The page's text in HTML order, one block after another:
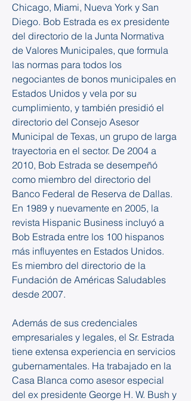
Chicago, Miami, Nueva York y San
Diego. Bob Estrada es ex presidente
del directorio de la Junta Normativa
de Valores Municipales, que formula
las normas para todos los
negociantes de bonos municipales en
Estados Unidos y vela por su
cumplimiento, y también presidió el
directorio del Consejo Asesor
Municipal de Texas, un grupo de larga
trayectoria en el sector. De 2004 a
2010, Bob Estrada se desempeñó
como miembro del directorio del
Banco Federal de Reserva de Dallas.
En 1989 y nuevamente en 2005, la
revista Hispanic Business incluyó a
Bob Estrada entre los 100 hispanos
más influyentes en Estados Unidos.
Es miembro del directorio de la
Fundación de Américas Saludables
desde 2007.
Además de sus credenciales
empresariales y legales, el Sr. Estrada
tiene extensa experiencia en servicios
gubernamentales. Ha trabajado en la
Casa Blanca como asesor especial
del ex presidente George H. W. Bush y